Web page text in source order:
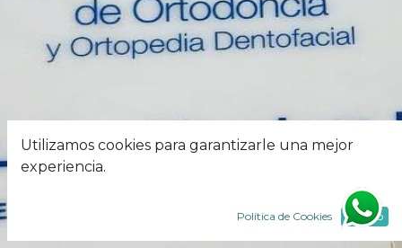
Utilizamos cookies para garantizarle una mejor
experiencia.
Política de Cookies Acepto